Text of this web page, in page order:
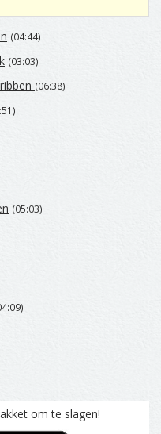
(04:44)
(03:03)
(06:38)
(05:03)
om te slagen!